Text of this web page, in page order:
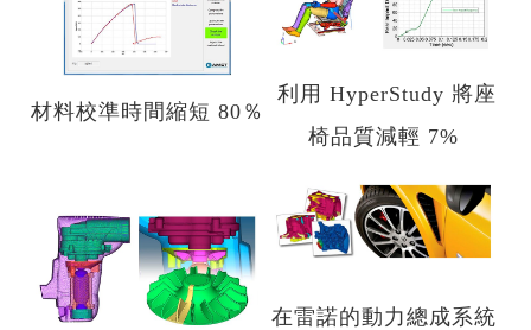
材料校準時間縮短 80％
利用 HyperStudy 將座
椅品質減輕 7%
在雷諾的動力總成系統